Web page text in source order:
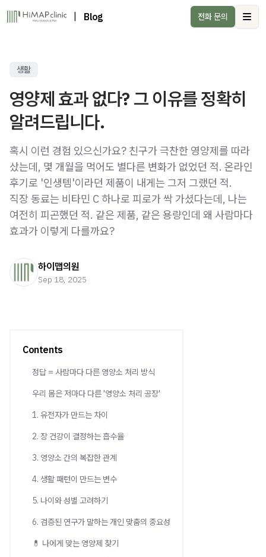
Blog 전화 문의
생활
영양제 효과 없다? 그 이유를 정확히
알려드립니다.
혹시 이런 경험 있으신가요? 친구가 극찬한 영양제를 따라
샀는데, 몇 개월을 먹어도 별다른 변화가 없었던 적. 온라인
후기로 '인생템'이라던 제품이 내게는 그저 그랬던 적.
직장 동료는 비타민 C 하나로 피로가 싹 가셨다는데, 나는
여전히 피곤했던 적. 같은 제품, 같은 용량인데 왜 사람마다
효과가 이렇게 다를까요?
하이맵의원
Sep 18, 2025
Contents
정답 = 사람마다 다른 영양소 처리 방식
우리 몸은 저마다 다른 '영양소 처리 공장'
1. 유전자가 만드는 차이
2. 장 건강이 결정하는 흡수율
3. 영양소 간의 복잡한 관계
4. 생활 패턴이 만드는 변수
5. 나이와 성별 고려하기
6. 검증된 연구가 말하는 개인 맞춤의 중요성
💊 나에게 맞는 영양제 찾기